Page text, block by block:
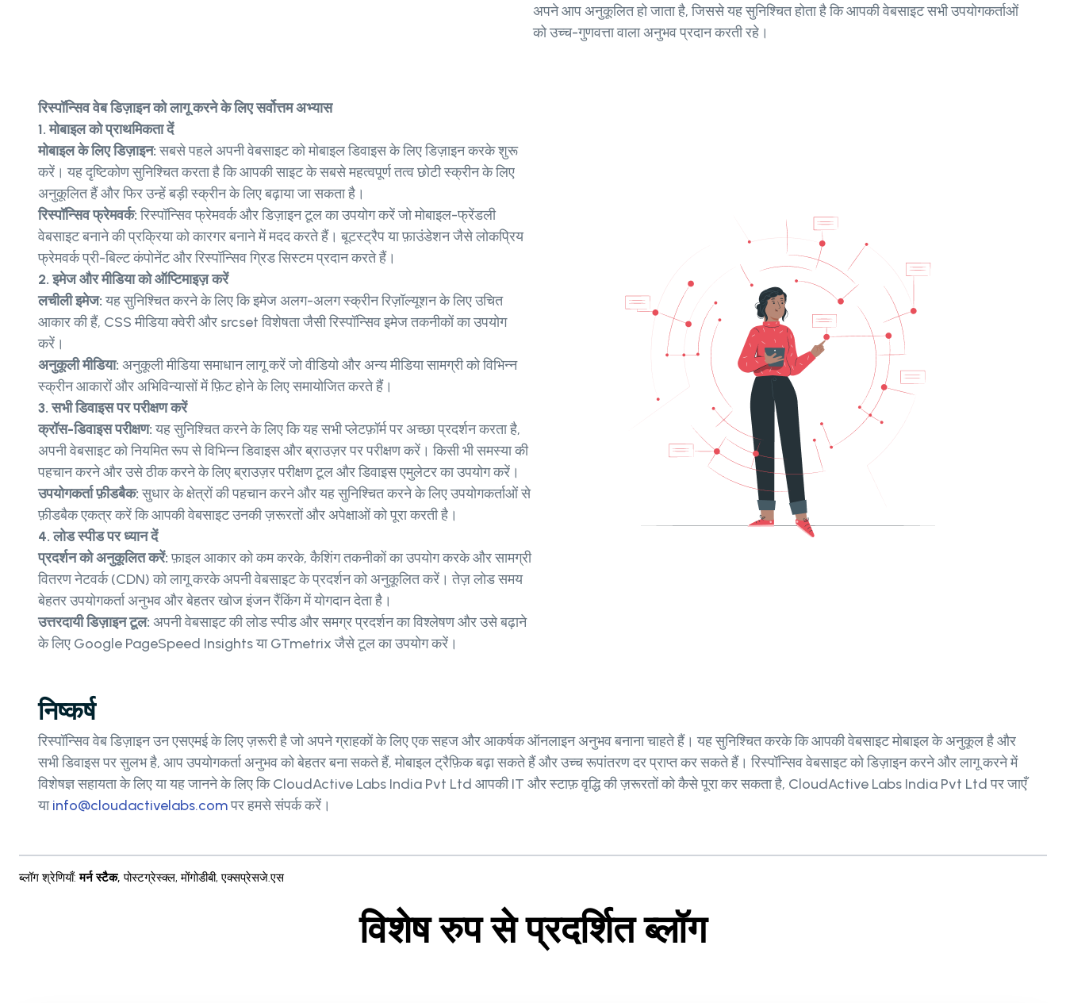
अपने आप अनुकूलित हो जाता है, जिससे यह सुनिश्चित होता है कि आपकी वेबसाइट सभी उपयोगकर्ताओं
को उच्च-गुणवत्ता वाला अनुभव प्रदान करती रहे।
रिस्पॉन्सिव वेब डिज़ाइन को लागू करने के लिए सर्वोत्तम अभ्यास
1. मोबाइल को प्राथमिकता दें
मोबाइल के लिए डिज़ाइन:सबसे पहले अपनी वेबसाइट को मोबाइल डिवाइस के लिए डिज़ाइन करके शुरू
करें। यह दृष्टिकोण सुनिश्चित करता है कि आपकी साइट के सबसे महत्वपूर्ण तत्व छोटी स्क्रीन के लिए
अनुकूलित हैं और फिर उन्हें बड़ी स्क्रीन के लिए बढ़ाया जा सकता है।
रिस्पॉन्सिव फ्रेमवर्क:रिस्पॉन्सिव फ्रेमवर्क और डिज़ाइन टूल का उपयोग करें जो मोबाइल-फ्रेंडली
वेबसाइट बनाने की प्रक्रिया को कारगर बनाने में मदद करते हैं। बूटस्ट्रैप या फ़ाउंडेशन जैसे लोकप्रिय
फ्रेमवर्क प्री-बिल्ट कंपोनेंट और रिस्पॉन्सिव ग्रिड सिस्टम प्रदान करते हैं।
2. इमेज और मीडिया को ऑप्टिमाइज़ करें
लचीली इमेज:यह सुनिश्चित करने के लिए कि इमेज अलग-अलग स्क्रीन रिज़ॉल्यूशन के लिए उचित
आकार की हैं, CSS मीडिया क्वेरी और srcset विशेषता जैसी रिस्पॉन्सिव इमेज तकनीकों का उपयोग
करें।
अनुकूली मीडिया: अनुकूली मीडिया समाधान लागू करें जो वीडियो और अन्य मीडिया सामग्री को विभिन्न
स्क्रीन आकारों और अभिविन्यासों में फ़िट होने के लिए समायोजित करते हैं।
3. सभी डिवाइस पर परीक्षण करें
क्रॉस-डिवाइस परीक्षण:यह सुनिश्चित करने के लिए कि यह सभी प्लेटफ़ॉर्म पर अच्छा प्रदर्शन करता है,
अपनी वेबसाइट को नियमित रूप से विभिन्न डिवाइस और ब्राउज़र पर परीक्षण करें। किसी भी समस्या की
पहचान करने और उसे ठीक करने के लिए ब्राउज़र परीक्षण टूल और डिवाइस एमुलेटर का उपयोग करें।
उपयोगकर्ता फ़ीडबैक:सुधार के क्षेत्रों की पहचान करने और यह सुनिश्चित करने के लिए उपयोगकर्ताओं से
फ़ीडबैक एकत्र करें कि आपकी वेबसाइट उनकी ज़रूरतों और अपेक्षाओं को पूरा करती है।
4. लोड स्पीड पर ध्यान दें
प्रदर्शन को अनुकूलित करें:फ़ाइल आकार को कम करके, कैशिंग तकनीकों का उपयोग करके और सामग्री
वितरण नेटवर्क (CDN) को लागू करके अपनी वेबसाइट के प्रदर्शन को अनुकूलित करें। तेज़ लोड समय
बेहतर उपयोगकर्ता अनुभव और बेहतर खोज इंजन रैंकिंग में योगदान देता है।
उत्तरदायी डिज़ाइन टूल: अपनी वेबसाइट की लोड स्पीड और समग्र प्रदर्शन का विश्लेषण और उसे बढ़ाने
के लिए Google PageSpeed ​​Insights या GTmetrix जैसे टूल का उपयोग करें।
निष्कर्ष
रिस्पॉन्सिव वेब डिज़ाइन उन एसएमई के लिए ज़रूरी है जो अपने ग्राहकों के लिए एक सहज और आकर्षक ऑनलाइन अनुभव बनाना चाहते हैं। यह सुनिश्चित करके कि आपकी वेबसाइट मोबाइल के अनुकूल है और
सभी डिवाइस पर सुलभ है, आप उपयोगकर्ता अनुभव को बेहतर बना सकते हैं, मोबाइल ट्रैफ़िक बढ़ा सकते हैं और उच्च रूपांतरण दर प्राप्त कर सकते हैं। रिस्पॉन्सिव वेबसाइट को डिज़ाइन करने और लागू करने में
विशेषज्ञ सहायता के लिए या यह जानने के लिए कि CloudActive Labs India Pvt Ltd आपकी IT और स्टाफ़ वृद्धि की ज़रूरतों को कैसे पूरा कर सकता है, CloudActive Labs India Pvt Ltd पर जाएँ
याinfo@cloudactivelabs.comपर हमसे संपर्क करें।
ब्लॉग श्रेणियाँ: मर्न स्टैक, पोस्टग्रेस्क्ल,मोंगोडीबी,एक्सप्रेसजे.एस
विशेष रुप से प्रदर्शित ब्लॉग